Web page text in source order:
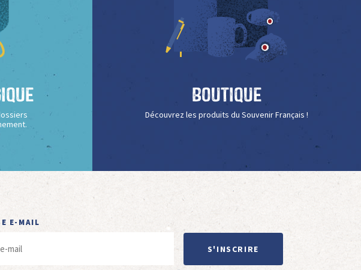
Boutique
Découvrez les produits du Souvenir Français !
E-MAIL
S'INSCRIRE